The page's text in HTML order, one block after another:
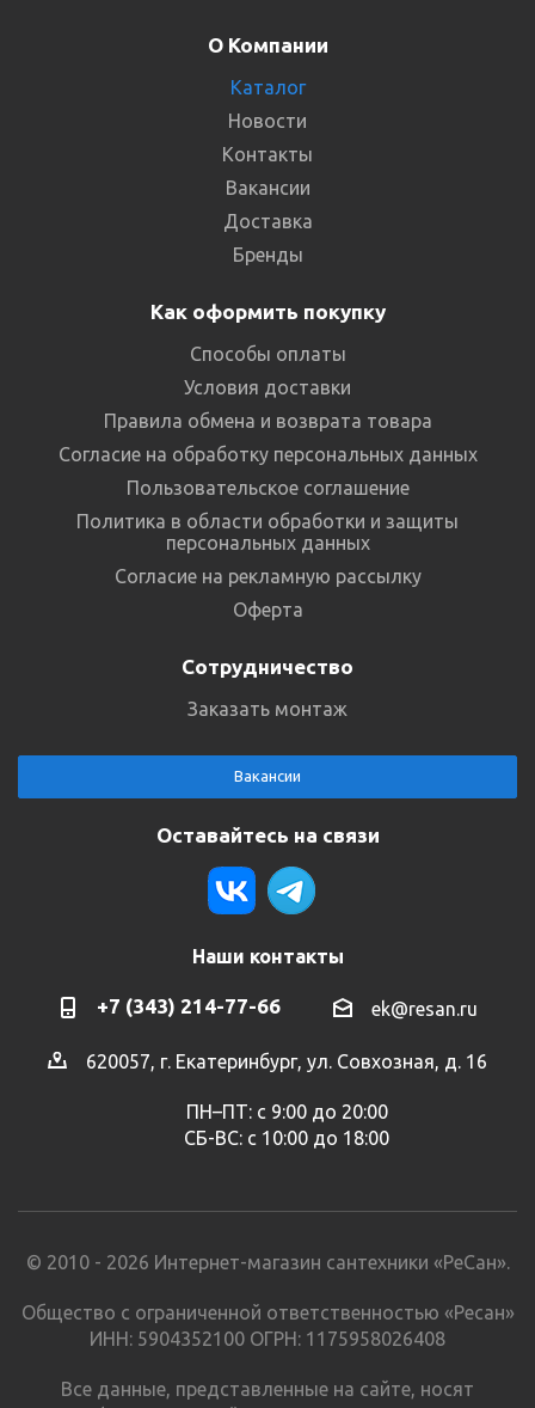
О Компании
Каталог
Новости
Контакты
Вакансии
Доставка
Бренды
Как оформить покупку
Способы оплаты
Условия доставки
Правила обмена и возврата товара
Согласие на обработку персональных данных
Пользовательское соглашение
Политика в области обработки и защиты
персональных данных
Согласие на рекламную рассылку
Оферта
Сотрудничество
Заказать монтаж
Вакансии
Оставайтесь на связи
Наши контакты
+7 (343) 214-77-66 ek@resan.ru
620057, г. Екатеринбург, ул. Совхозная, д. 16
ПН–ПТ: с 9:00 до 20:00
СБ-ВС: с 10:00 до 18:00
© 2010 - 2026 Интернет-магазин сантехники «РеСан».
Общество с ограниченной ответственностью «Ресан»
ИНН: 5904352100 ОГРН: 1175958026408
Все данные, представленные на сайте, носят